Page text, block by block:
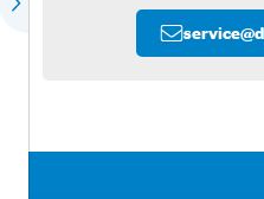
service@